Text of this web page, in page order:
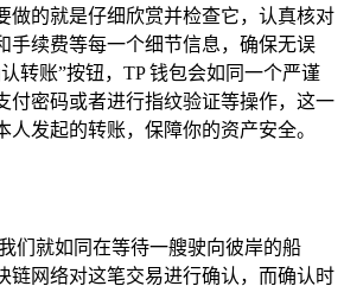
做的就是仔细欣赏并检查它，认真核对
手续费等每一个细节信息，确保无误
转账”按钮，TP 钱包会如同一个严谨
付密码或者进行指纹验证等操作，这一
人发起的转账，保障你的资产安全。
们就如同在等待一艘驶向彼岸的船
链网络对这笔交易进行确认，而确认时